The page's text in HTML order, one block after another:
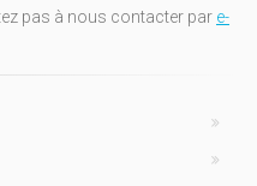
pas à nous contacter par e-